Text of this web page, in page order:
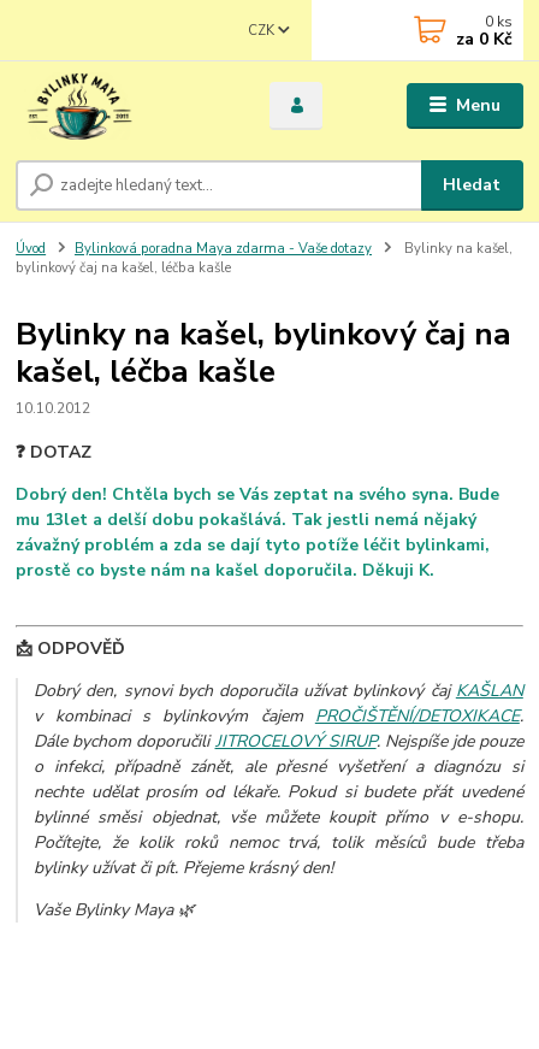
Menu
CZK
Hledat
0 ks
za 0 Kč
Úvod Bylinková poradna Maya zdarma - Vaše dotazy
Bylinky na kašel,
bylinkový čaj na kašel, léčba kašle
Bylinky na kašel, bylinkový čaj na
kašel, léčba kašle
10.10.2012
❓ DOTAZ
Dobrý den! Chtěla bych se Vás zeptat na svého syna. Bude
mu 13let a delší dobu pokašlává. Tak jestli nemá nějaký
závažný problém a zda se dají tyto potíže léčit bylinkami,
prostě co byste nám na kašel doporučila. Děkuji K.
📩 ODPOVĚĎ
Dobrý den, synovi bych doporučila užívat bylinkový čaj KAŠLAN
v kombinaci s bylinkovým čajem PROČIŠTĚNÍ/DETOXIKACE.
Dále bychom doporučiliJITROCELOVÝ SIRUP. Nejspíše jde pouze
o infekci, případně zánět, ale přesné vyšetření a diagnózu si
nechte udělat prosím od lékaře. Pokud si budete přát uvedené
bylinné směsi objednat, vše můžete koupit přímo v e-shopu.
Počítejte, že kolik roků nemoc trvá, tolik měsíců bude třeba
bylinky užívat či pít. Přejeme krásný den!
Vaše Bylinky Maya 🌿